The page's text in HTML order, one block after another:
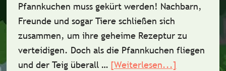
Pfannkuchen muss gekürt werden! Nachbarn,
Freunde und sogar Tiere schließen sich
zusammen, um ihre geheime Rezeptur zu
verteidigen. Doch als die Pfannkuchen fliegen
und der Teig überall … [Weiterlesen...]